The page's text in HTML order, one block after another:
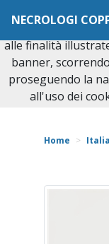
NECROLOGI
Home Italia
Questo sito o
avvalgono di
alle finalità
banner,
proseguendo la
all'uso dei